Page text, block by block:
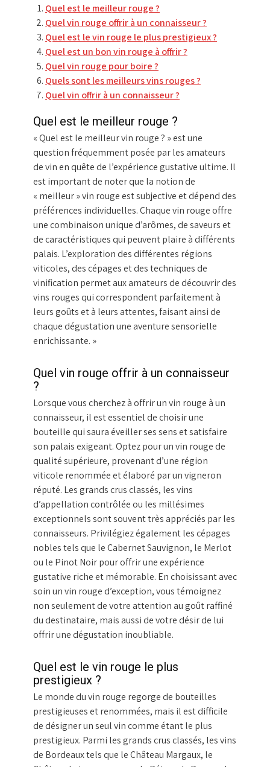
Quel est le meilleur rouge ?
Quel vin rouge offrir à un connaisseur ?
Quel est le vin rouge le plus prestigieux ?
Quel est un bon vin rouge à offrir ?
Quel vin rouge pour boire ?
Quels sont les meilleurs vins rouges ?
Quel vin offrir à un connaisseur ?
Quel est le meilleur rouge ?
« Quel est le meilleur vin rouge ? » est une
question fréquemment posée par les amateurs
de vin en quête de l’expérience gustative ultime. Il
est important de noter que la notion de
« meilleur » vin rouge est subjective et dépend des
préférences individuelles. Chaque vin rouge offre
une combinaison unique d’arômes, de saveurs et
de caractéristiques qui peuvent plaire à différents
palais. L’exploration des différentes régions
viticoles, des cépages et des techniques de
vinification permet aux amateurs de découvrir des
vins rouges qui correspondent parfaitement à
leurs goûts et à leurs attentes, faisant ainsi de
chaque dégustation une aventure sensorielle
enrichissante. »
Quel vin rouge offrir à un connaisseur
?
Lorsque vous cherchez à offrir un vin rouge à un
connaisseur, il est essentiel de choisir une
bouteille qui saura éveiller ses sens et satisfaire
son palais exigeant. Optez pour un vin rouge de
qualité supérieure, provenant d’une région
viticole renommée et élaboré par un vigneron
réputé. Les grands crus classés, les vins
d’appellation contrôlée ou les millésimes
exceptionnels sont souvent très appréciés par les
connaisseurs. Privilégiez également les cépages
nobles tels que le Cabernet Sauvignon, le Merlot
ou le Pinot Noir pour offrir une expérience
gustative riche et mémorable. En choisissant avec
soin un vin rouge d’exception, vous témoignez
non seulement de votre attention au goût raffiné
du destinataire, mais aussi de votre désir de lui
offrir une dégustation inoubliable.
Quel est le vin rouge le plus
prestigieux ?
Le monde du vin rouge regorge de bouteilles
prestigieuses et renommées, mais il est difficile
de désigner un seul vin comme étant le plus
prestigieux. Parmi les grands crus classés, les vins
de Bordeaux tels que le Château Margaux, le